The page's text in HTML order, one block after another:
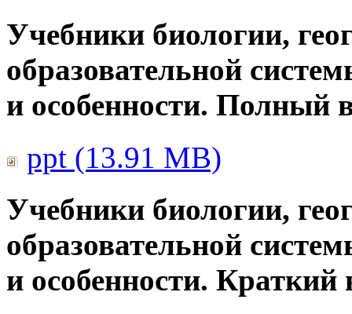
Учебники биологии,
образовательной
и особенности. Полный
ppt (13.91 MB)
Учебники биологии,
образовательной
и особенности. Краткий